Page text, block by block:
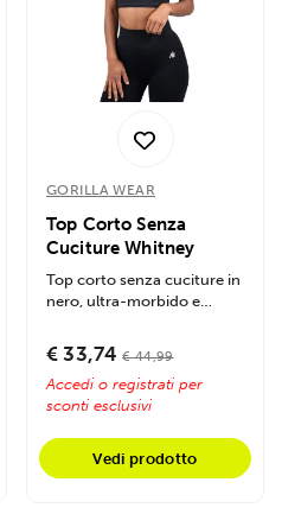
contenuti ed
dei social media e per
inoltre
utilizzi il nostro sito con i
di analisi dei dati web,
fornito loro o che hanno
loro servizi.
GORILLA WEAR
Top Corto Senza
Cuciture Whitney
Top corto senza cuciture in
nero, ultra-morbido e
assorbe...
€ 33,74 € 44,99
Accedi o registrati per
sconti esclusivi
Vedi prodotto